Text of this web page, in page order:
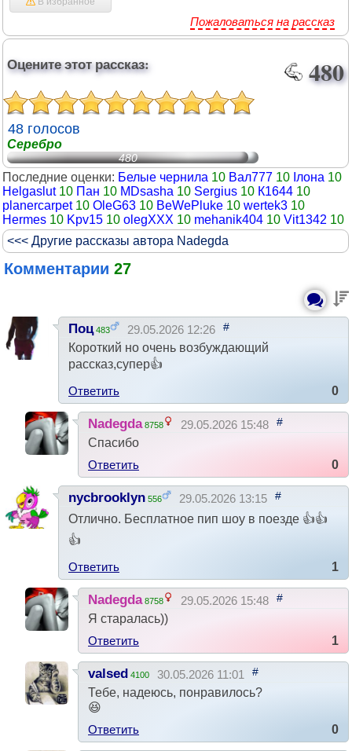
Пожаловаться на рассказ
Оцените этот рассказ: 480
48 голосов
Серебро
480
Последние оценки: Белые чернила 10 Вал777 10 Ілона 10
Helgaslut 10 Пан 10 MDsasha 10 Sergius 10 К1644 10
planercarpet 10 OleG63 10 BeWePluke 10 wertek3 10
Hermes 10 Kpv15 10 olegXXX 10 mehanik404 10 Vit1342 10
<<< Другие рассказы автора Nadegda
Комментарии 27
Поц 483 29.05.2026 12:26 #
Короткий но очень возбуждающий
рассказ,супер👍
Ответить
0
Nadegda 8758 29.05.2026 15:48 #
Спасибо
Ответить
0
nycbrooklyn 556 29.05.2026 13:15 #
Отлично. Бесплатное пип шоу в поезде 👍👍
👍
Ответить
1
Nadegda 8758 29.05.2026 15:48 #
Я старалась))
Ответить
1
valsed 4100 30.05.2026 11:01 #
Тебе, надеюсь, понравилось?
😆
Ответить
0